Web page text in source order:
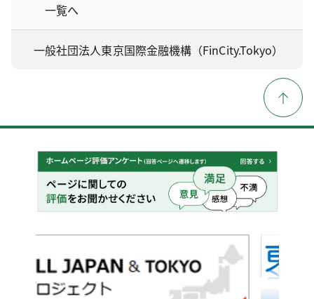
一覧へ
一般社団法人東京国際金融機構（FinCity.Tokyo）